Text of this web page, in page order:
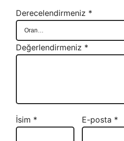
Derecelendirmeniz *
Değerlendirmeniz *
İsim * E-posta *